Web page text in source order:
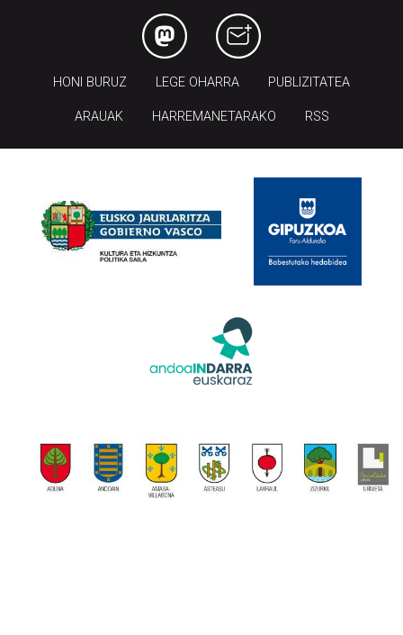
HONI BURUZ LEGE OHARRA PUBLIZITATEA
ARAUAK HARREMANETARAKO RSS